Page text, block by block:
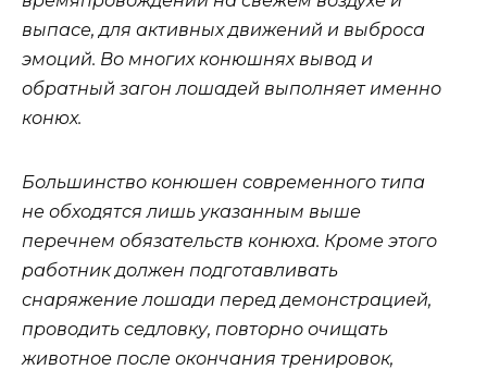
выпасе, для активных движений и выброса
эмоций. Во многих конюшнях вывод и
обратный загон лошадей выполняет именно
конюх.
Большинство конюшен современного типа
не обходятся лишь указанным выше
перечнем обязательств конюха. Кроме этого
работник должен подготавливать
снаряжение лошади перед демонстрацией,
проводить седловку, повторно очищать
животное после окончания тренировок,